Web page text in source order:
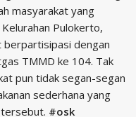
masyarakat yang
Pulokerto,
berpartisipasi dengan
TMMD ke 104. Tak
pun tidak segan-segan
sederhana yang
#osk